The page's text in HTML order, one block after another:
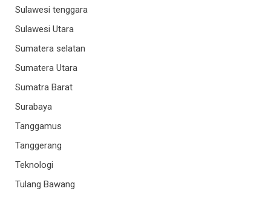
Sulawesi tenggara
Sulawesi Utara
Sumatera selatan
Sumatera Utara
Sumatra Barat
Surabaya
Tanggamus
Tanggerang
Teknologi
Tulang Bawang